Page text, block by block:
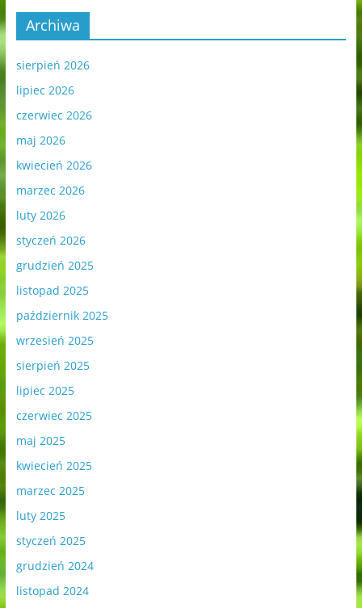
Archiwa
sierpień 2026
lipiec 2026
czerwiec 2026
maj 2026
kwiecień 2026
marzec 2026
luty 2026
styczeń 2026
grudzień 2025
listopad 2025
październik 2025
wrzesień 2025
sierpień 2025
lipiec 2025
czerwiec 2025
maj 2025
kwiecień 2025
marzec 2025
luty 2025
styczeń 2025
grudzień 2024
listopad 2024